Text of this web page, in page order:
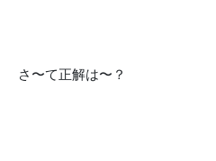
さ〜て正解は〜？